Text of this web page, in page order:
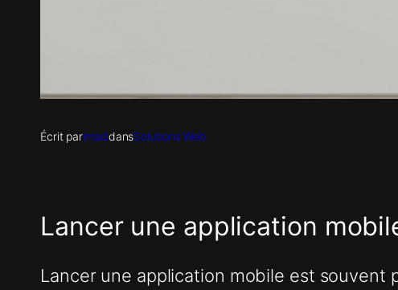
Écrit parimaddansSolutions Web
Lancer une application
Lancer une application mobile est